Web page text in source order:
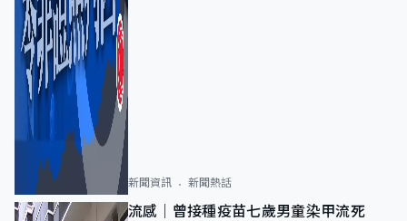
新聞資訊 新聞熱話
流感｜曾接種疫苗七歲男童染甲流死